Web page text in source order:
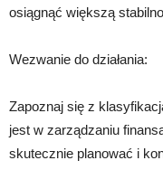
osiągnąć większą
Wezwanie do działania:
Zapoznaj się z
jest w zarządzaniu
skutecznie planować i